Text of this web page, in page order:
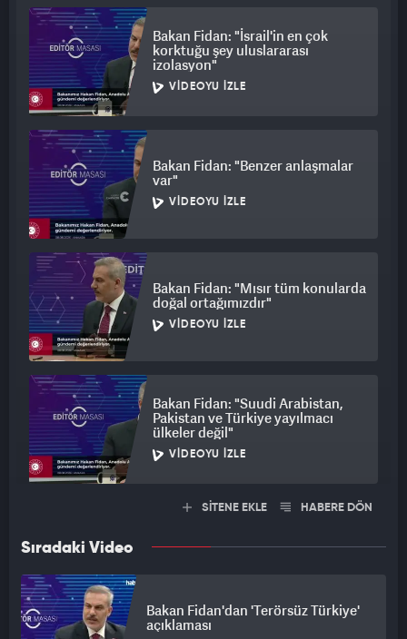
Bakan Fidan: "İsrail'in en çok
korktuğu şey uluslararası
izolasyon"
VIDEOYU İZLE
Bakan Fidan: "Benzer anlaşmalar
var"
VIDEOYU İZLE
Bakan Fidan: "Mısır tüm konularda
doğal ortağımızdır"
VIDEOYU İZLE
Bakan Fidan: "Suudi Arabistan,
Pakistan ve Türkiye yayılmacı
ülkeler değil"
VIDEOYU İZLE
SİTENE EKLE HABERE DÖN
Sıradaki Video
Bakan Fidan'dan 'Terörsüz Türkiye'
açıklaması